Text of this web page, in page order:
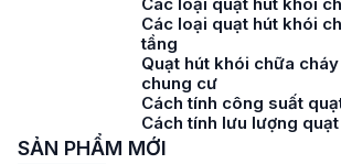
Các loại quạt hút khói
tầng
Quạt hút khói chữa
chung cư
Cách tính công suất
Cách tính lưu lượng
SẢN PHẨM MỚI